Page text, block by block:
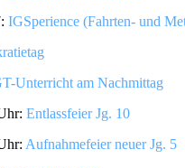
IGSperience (Fahrten- und
Unterricht am Nachmittag
Entlassfeier Jg. 10
Aufnahmefeier neuer Jg. 5